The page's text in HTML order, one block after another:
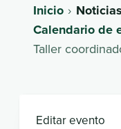
Inicio
Calendario de
Taller
Editar evento